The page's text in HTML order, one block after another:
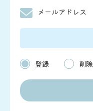
メールアドレス
登録 削除